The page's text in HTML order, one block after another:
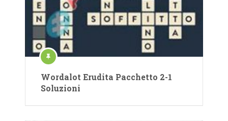
Wordalot Erudita Pacchetto 2-1
Soluzioni